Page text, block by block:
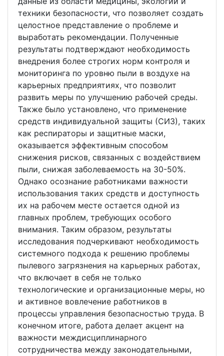
техники безопасности, что позволяет создать
целостное представление о проблеме и
выработать рекомендации. Полученные
результаты подтверждают необходимость
внедрения более строгих норм контроля и
мониторинга по уровню пыли в воздухе на
карьерных предприятиях, что позволит
развить меры по улучшению рабочей среды.
Также было установлено, что применение
средств индивидуальной защиты (СИЗ), таких
как респираторы и защитные маски,
оказывается эффективным способом
снижения рисков, связанных с воздействием
пыли, снижая заболеваемость на 30-50%.
Однако осознание работниками важности
использования таких средств и доступность
их на рабочем месте остается одной из
главных проблем, требующих особого
внимания. Таким образом, результаты
исследования подчеркивают необходимость
системного подхода к решению проблемы
пылевого загрязнения на карьерных работах,
что включает в себя не только
технологические и организационные меры, но
и активное вовлечение работников в
процессы управления безопасностью труда. В
конечном итоге, работа делает акцент на
важности междисциплинарного
сотрудничества между законодательными,